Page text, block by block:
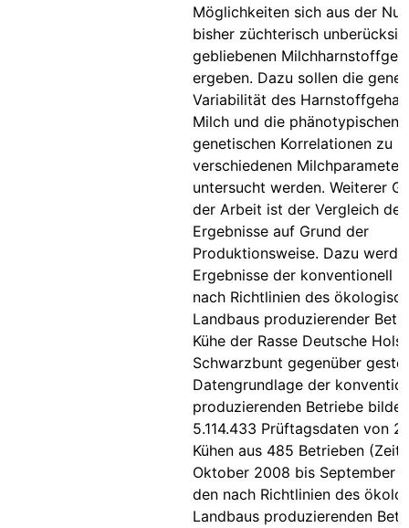
Möglichkeiten sich aus der
bisher züchterisch
gebliebenen
ergeben. Dazu sollen die
Variabilität des
Milch und die phänotypischen
genetischen Korrelationen zu
verschiedenen
untersucht werden. Weiterer
der Arbeit ist der Vergleich der
Ergebnisse auf Grund der
Produktionsweise. Dazu
Ergebnisse der konventionell
nach Richtlinien des
Landbaus produzierender
Kühe der Rasse Deutsche
Schwarzbunt gegenüber
Datengrundlage der
produzierenden Betriebe bilden
5.114.433 Prüftagsdaten von
Kühen aus 485 Betrieben
Oktober 2008 bis September
den nach Richtlinien des
Landbaus produzierenden